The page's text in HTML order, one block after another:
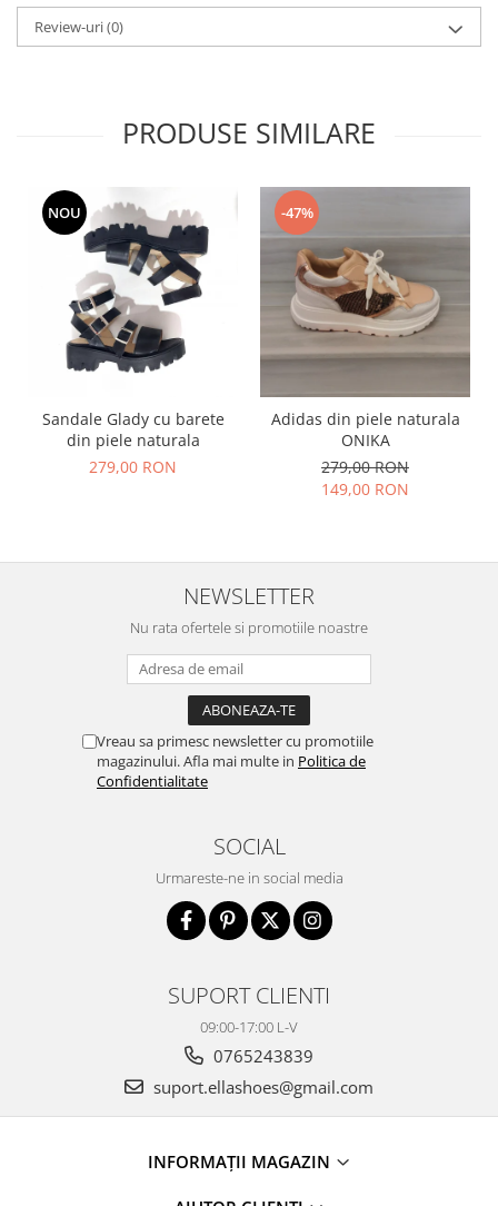
Review-uri(0)
PRODUSE SIMILARE
NOU
Sandale Glady cu barete
din piele naturala
279,00 RON
-47%
Adidas din piele naturala
ONIKA
279,00 RON
149,00 RON
NEWSLETTER
Nu rata ofertele si promotiile noastre
Vreau sa primesc newsletter cu promotiile
magazinului. Afla mai multe in Politica de
Confidentialitate
SOCIAL
Urmareste-ne in social media
SUPORT CLIENTI
09:00-17:00 L-V
0765243839
suport.ellashoes@gmail.com
INFORMAȚII MAGAZIN